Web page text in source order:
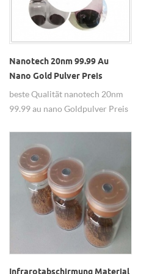
Nanotech 20nm 99.99 Au
Nano Gold Pulver Preis
beste Qualität nanotech 20nm
99.99 au nano Goldpulver Preis
Infrarotabschirmung Material